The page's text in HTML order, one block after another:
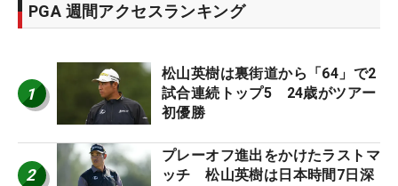
PGA 週間アクセスランキング
1
松山英樹は裏街道から「64」で2
試合連続トップ5 24歳がツアー
初優勝
2
プレーオフ進出をかけたラストマ
ッチ 松山英樹は日本時間7日深